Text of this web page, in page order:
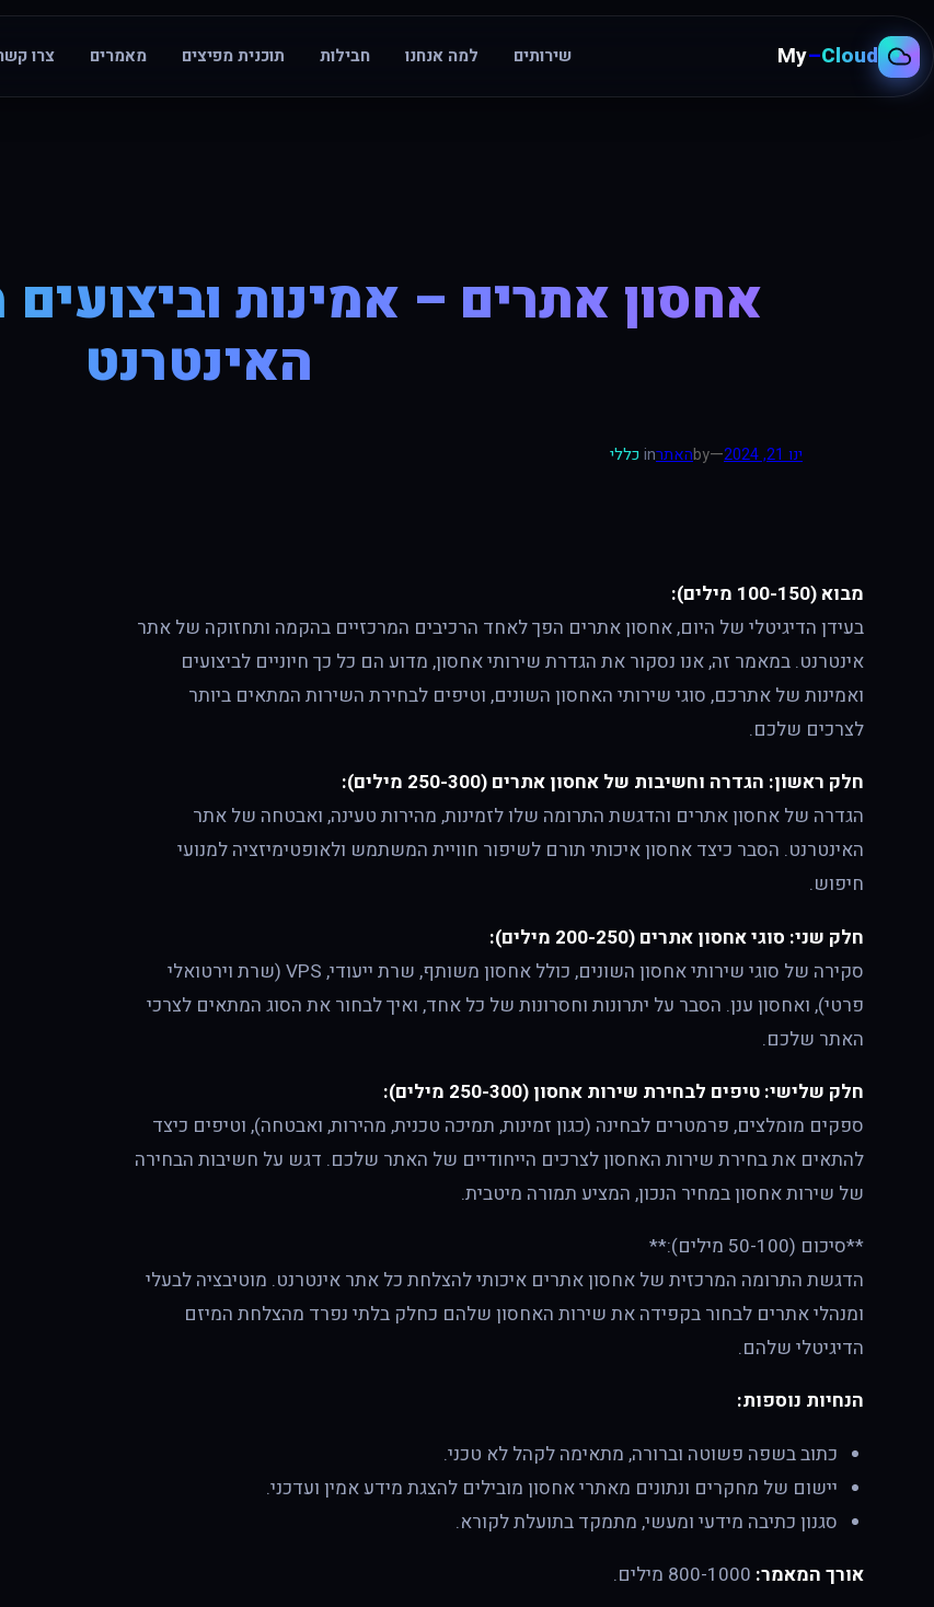
My–Cloud שירותים למה אנחנו חבילות תוכנית מפיצים מאמרים צרו
אחסון אתרים – אמינות
האינטרנט
ינו 21, 2024 —
byהאתרin כללי
מבוא (100-150 מילים):
בעידן הדיגיטלי של היום, אחסון אתרים הפך לאחד הרכיבים המרכזיים בהקמה ותחזוקה של אתר
אינטרנט. במאמר זה, אנו נסקור את הגדרת שירותי אחסון, מדוע הם כל כך חיוניים לביצועים
ואמינות של אתרכם, סוגי שירותי האחסון השונים, וטיפים לבחירת השירות המתאים ביותר
לצרכים שלכם.
חלק ראשון: הגדרה וחשיבות של אחסון אתרים (250-300 מילים):
הגדרה של אחסון אתרים והדגשת התרומה שלו לזמינות, מהירות טעינה, ואבטחה של אתר
האינטרנט. הסבר כיצד אחסון איכותי תורם לשיפור חוויית המשתמש ולאופטימיזציה למנועי
חיפוש.
חלק שני: סוגי אחסון אתרים (200-250 מילים):
סקירה של סוגי שירותי אחסון השונים, כולל אחסון משותף, שרת ייעודי, VPS (שרת וירטואלי
פרטי), ואחסון ענן. הסבר על יתרונות וחסרונות של כל אחד, ואיך לבחור את הסוג המתאים לצרכי
האתר שלכם.
חלק שלישי: טיפים לבחירת שירות אחסון (250-300 מילים):
ספקים מומלצים, פרמטרים לבחינה (כגון זמינות, תמיכה טכנית, מהירות, ואבטחה), וטיפים כיצד
להתאים את בחירת שירות האחסון לצרכים הייחודיים של האתר שלכם. דגש על חשיבות הבחירה
של שירות אחסון במחיר הנכון, המציע תמורה מיטבית.
**סיכום (50-100 מילים):**
הדגשת התרומה המרכזית של אחסון אתרים איכותי להצלחת כל אתר אינטרנט. מוטיבציה לבעלי
ומנהלי אתרים לבחור בקפידה את שירות האחסון שלהם כחלק בלתי נפרד מהצלחת המיזם
הדיגיטלי שלהם.
הנחיות נוספות:
כתוב בשפה פשוטה וברורה, מתאימה לקהל לא טכני.
יישום של מחקרים ונתונים מאתרי אחסון מובילים להצגת מידע אמין ועדכני.
סגנון כתיבה מידעי ומעשי, מתמקד בתועלת לקורא.
אורך המאמר: